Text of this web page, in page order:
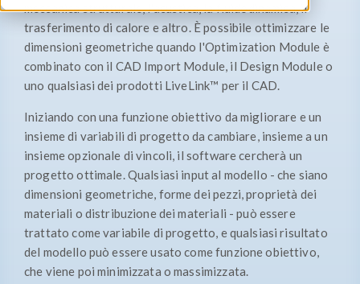
meccanica strutturale, l'acustica, la fluidodinamica, il
trasferimento di calore e altro. È possibile ottimizzare le
dimensioni geometriche quando l'Optimization Module è
combinato con il CAD Import Module, il Design Module o
uno qualsiasi dei prodotti LiveLink™ per il CAD.
Iniziando con una funzione obiettivo da migliorare e un
insieme di variabili di progetto da cambiare, insieme a un
insieme opzionale di vincoli, il software cercherà un
progetto ottimale. Qualsiasi input al modello - che siano
dimensioni geometriche, forme dei pezzi, proprietà dei
materiali o distribuzione dei materiali - può essere
trattato come variabile di progetto, e qualsiasi risultato
del modello può essere usato come funzione obiettivo,
che viene poi minimizzata o massimizzata.